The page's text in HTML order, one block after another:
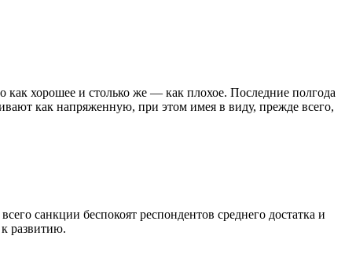
хорошее и столько же — как плохое. Последние полгода
как напряженную, при этом имея в виду, прежде всего,
санкции беспокоят респондентов среднего достатка и
развитию.